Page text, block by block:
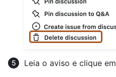
Leia o aviso e clique em